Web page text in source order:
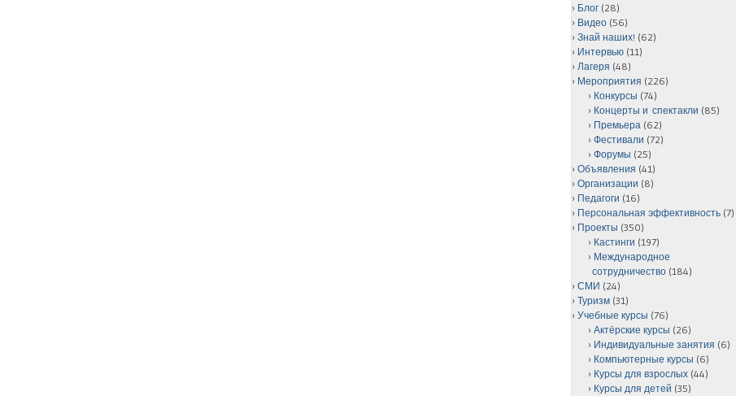
Блог (28)
Видео (56)
Знай наших! (62)
Интервью (11)
Лагеря (48)
Мероприятия (226)
Конкурсы (74)
Концерты и спектакли (85)
Премьера (62)
Фестивали (72)
Форумы (25)
Объявления (41)
Организации (8)
Педагоги (16)
Персональная эффективность (7)
Проекты (350)
Кастинги (197)
Международное
сотрудничество (184)
СМИ (24)
Туризм (31)
Учебные курсы (76)
Актёрские курсы (26)
Индивидуальные занятия (6)
Компьютерные курсы (6)
Курсы для взрослых (44)
Курсы для детей (35)